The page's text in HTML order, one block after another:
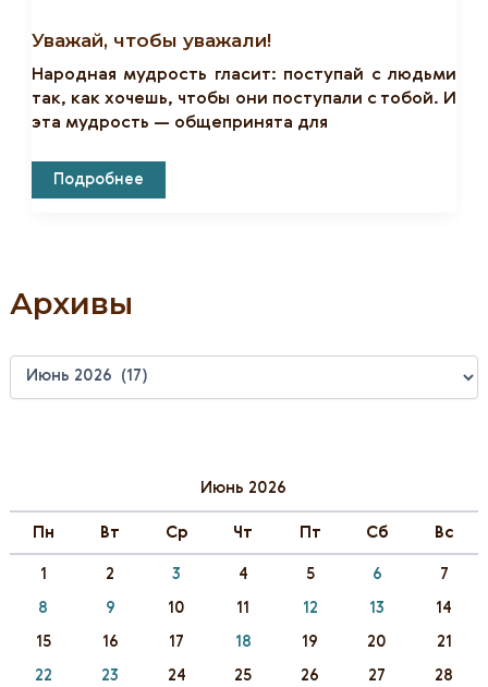
Архивы
Июнь 2026
Пн Вт Ср Чт Пт Сб Вс
1 2 3 4 5 6
7
8
9 10 11 12 13
14
15
16 17 18 19 20
21
22
23 24 25 26 27
28
Уважай, чтобы уважали!
Народная мудрость гласит: поступай с людьми
так, как хочешь, чтобы они поступали с тобой. И
эта мудрость — общепринята для
Уважай,
Подробнее